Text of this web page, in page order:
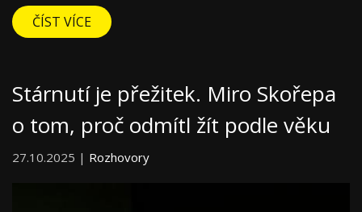
ČÍST VÍCE
Stárnutí je přežitek. Miro Skořepa
o tom, proč odmítl žít podle věku
27.10.2025 | Rozhovory